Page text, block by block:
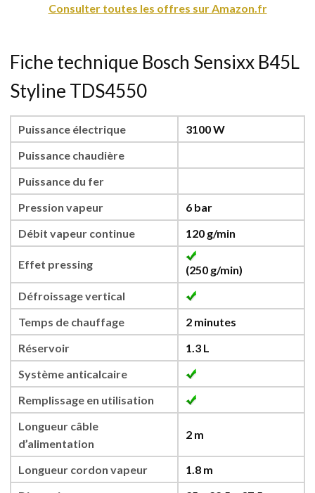
Consulter toutes les offres sur Amazon.fr
Fiche technique Bosch Sensixx B45L
Styline TDS4550
Puissance électrique
3100 W
Puissance chaudière
Puissance du fer
Pression vapeur
6 bar
Débit vapeur continue
120 g/min
Effet pressing
(250 g/min)
Défroissage vertical
Temps de chauffage
2 minutes
Réservoir
1.3 L
Système anticalcaire
Remplissage en utilisation
Longueur câble
d’alimentation
2 m
Longueur cordon vapeur
1.8 m